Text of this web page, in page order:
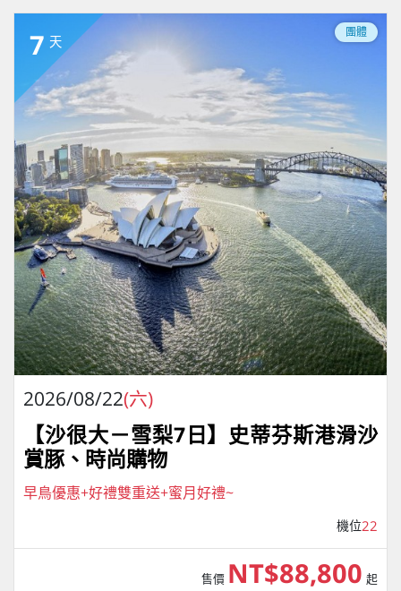
7 天
團體
2026/08/22(六)
【沙很大－雪梨7日】史蒂芬斯港滑沙
賞豚、時尚購物
早鳥優惠+好禮雙重送+蜜月好禮~
機位22
售價 NT$88,800 起